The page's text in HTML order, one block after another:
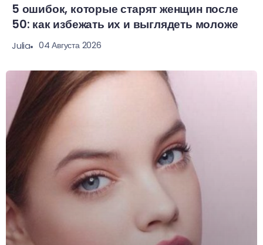
5 ошибок, которые старят женщин после
50: как избежать их и выглядеть моложе
Julia 04 Августа 2026